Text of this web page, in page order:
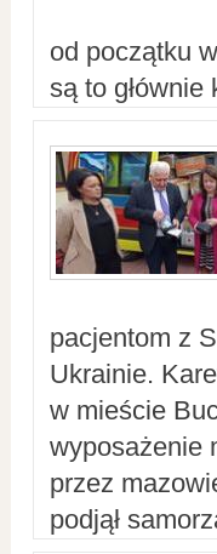
od początku
są to głównie
pacjentom z
Ukrainie.
w mieście
wyposażenie
przez
podjął